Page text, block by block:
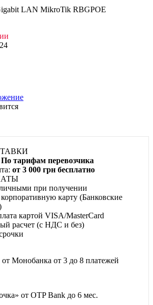
LAN MikroTik RBGPOE
По тарифам перевозчика
от 3 000 грн бесплатно
при получении
карту (Банковские
картой VISA/MasterCard
расчет (с НДС и без)
от Монобанка от 3 до 8 платежей
от OTP Bank до 6 мес.